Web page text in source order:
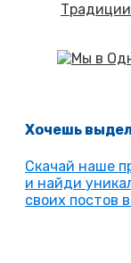
Хочешь
Скачай наше
и найди
своих постов